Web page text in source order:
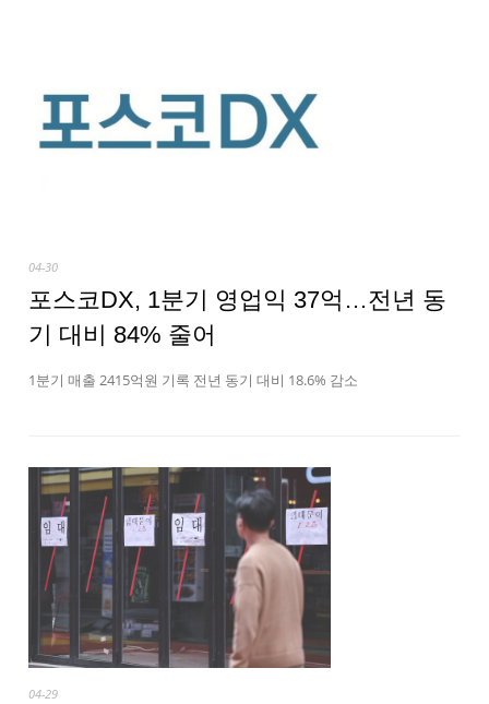
04-30
포스코DX, 1분기 영업익 37억…전년 동
기 대비 84% 줄어
1분기 매출 2415억원 기록 전년 동기 대비 18.6% 감소
04-29